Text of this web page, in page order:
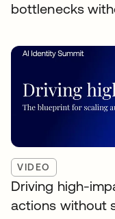
bottlenecks
VIDEO
Driving high-
actions without